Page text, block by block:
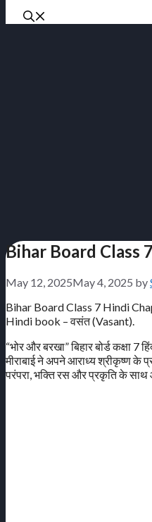
Bihar Board Class
May 12, 2025May 4, 2025 by
Bihar Board Class 7 Hindi
Hindi book – वसंत (Vasant).
“भोर और बरखा” बिहार बोर्ड कक्षा 7
मीराबाई ने अपने आराध्य श्रीकृष्ण के
परंपरा, भक्ति रस और प्रकृति के साथ